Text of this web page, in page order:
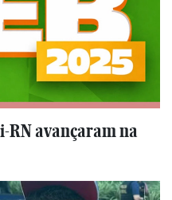
RN avançaram na